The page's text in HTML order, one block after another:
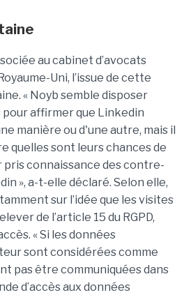
au cabinet d’avocats
Uni, l’issue de cette
« Noyb semble disposer
affirmer que Linkedin
manière ou d'une autre, mais il
quelles sont leurs chances de
pris connaissance des contre-
», a-t-elle déclaré. Selon elle,
sur l’idée que les visites
de l’article 15 du RGPD,
« Si les données
sont considérées comme
pas être communiquées dans
d’accès aux données